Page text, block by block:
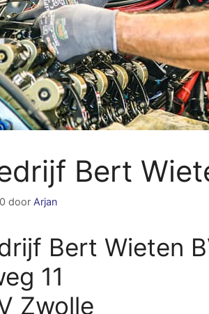
Bert
door Arjan
Bert Wieten
11
Zwolle